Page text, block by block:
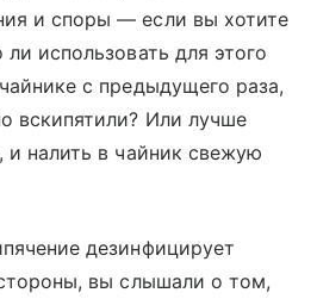
и споры — если вы хотите
использовать для этого
с предыдущего раза,
вскипятили? Или лучше
налить в чайник свежую
дезинфицирует
вы слышали о том,